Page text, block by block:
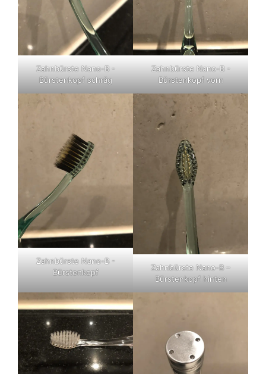
Zahnbürste Nano-B -
Bürstenkopf schräg
Zahnbürste Nano-B -
Bürstenkopf vorn
Zahnbürste Nano-B -
Bürstenkopf
Zahnbürste Nano-B –
Bürstenkopf hinten